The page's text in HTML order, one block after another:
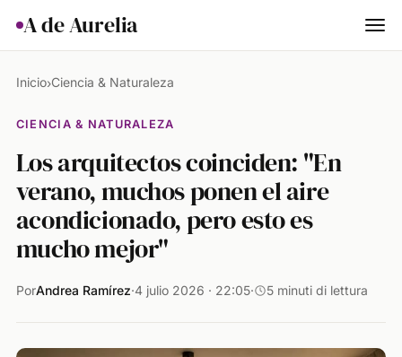
A de Aurelia
Salud
Ciencia & Naturaleza
Animales
Lifestyle
Actualidad
Inicio›Ciencia & Naturaleza
CIENCIA & NATURALEZA
Los arquitectos coinciden: "En
verano, muchos ponen el aire
acondicionado, pero esto es
mucho mejor"
PorAndrea Ramírez·4 julio 2026 · 22:05· 5 minuti di lettura